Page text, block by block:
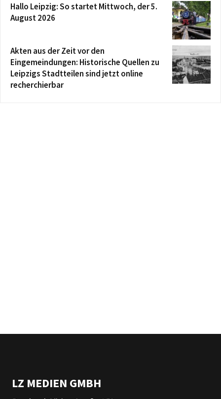
Hallo Leipzig: So startet Mittwoch, der 5.
August 2026
Akten aus der Zeit vor den
Eingemeindungen: Historische Quellen zu
Leipzigs Stadtteilen sind jetzt online
recherchierbar
LZ MEDIEN GMBH